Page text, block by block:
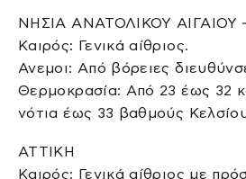
ΝΗΣΙΑ ΑΝΑΤΟΛΙΚΟΥ
Καιρός: Γενικά αίθριος.
Ανεμοι: Από βόρειες
Θερμοκρασία: Από 23 έως 32
νότια έως 33 βαθμούς
ΑΤΤΙΚΗ
Καιρός: Γενικά αίθριος με